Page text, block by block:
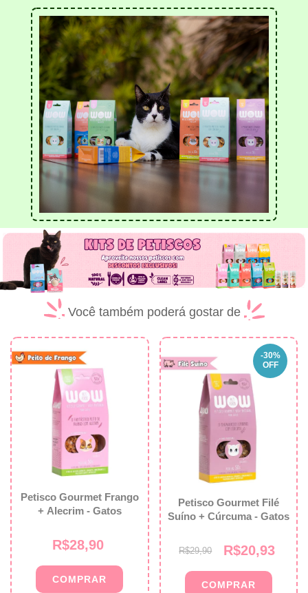
Você também poderá gostar de
Petisco Gourmet Frango
+ Alecrim - Gatos
R$28,90
-30%
OFF
Petisco Gourmet Filé
Suíno + Cúrcuma - Gatos
R$29,90 R$20,93